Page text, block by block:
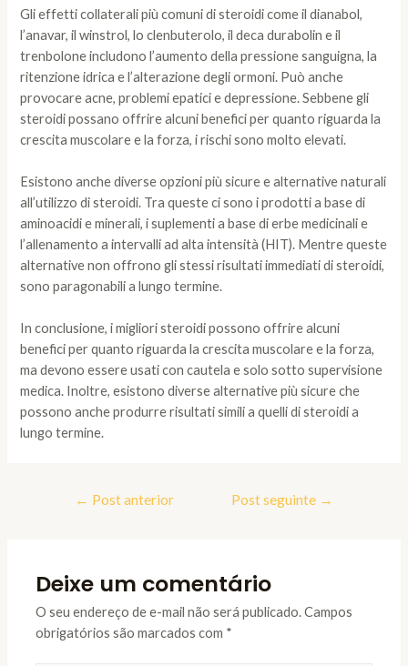
Gli effetti collaterali più comuni di steroidi come il dianabol,
l’anavar, il winstrol, lo clenbuterolo, il deca durabolin e il
trenbolone includono l’aumento della pressione sanguigna, la
ritenzione idrica e l’alterazione degli ormoni. Può anche
provocare acne, problemi epatici e depressione. Sebbene gli
steroidi possano offrire alcuni benefici per quanto riguarda la
crescita muscolare e la forza, i rischi sono molto elevati.
Esistono anche diverse opzioni più sicure e alternative naturali
all’utilizzo di steroidi. Tra queste ci sono i prodotti a base di
aminoacidi e minerali, i suplementi a base di erbe medicinali e
l’allenamento a intervalli ad alta intensità (HIT). Mentre queste
alternative non offrono gli stessi risultati immediati di steroidi,
sono paragonabili a lungo termine.
In conclusione, i migliori steroidi possono offrire alcuni
benefici per quanto riguarda la crescita muscolare e la forza,
ma devono essere usati con cautela e solo sotto supervisione
medica. Inoltre, esistono diverse alternative più sicure che
possono anche produrre risultati simili a quelli di steroidi a
lungo termine.
Navegação
← Post anterior Post seguinte →
Deixe um comentário
O seu endereço de e-mail não será publicado.Campos
obrigatórios são marcados com *